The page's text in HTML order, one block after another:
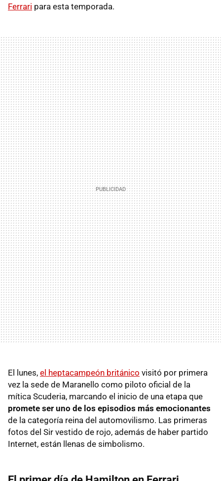
Ferrari para esta temporada.
El lunes, el heptacampeón británico visitó por primera
vez la sede de Maranello como piloto oficial de la
mítica Scuderia, marcando el inicio de una etapa que
promete ser uno de los episodios más emocionantes
de la categoría reina del automovilismo. Las primeras
fotos del Sir vestido de rojo, además de haber partido
Internet, están llenas de simbolismo.